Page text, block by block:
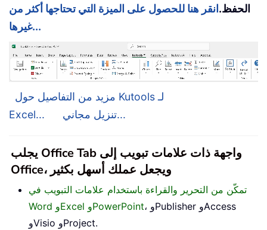
الحفظ.انقر هنا للحصول على الميزة التي تحتاجها أكثر من
غيرها...
مزيد من التفاصيل حول Kutools لـ
Excel...
تنزيل مجاني...
يجلب Office Tab واجهة ذات علامات تبويب إلى
Office، ويجعل عملك أسهل بكثير
تمكّن من التحرير والقراءة باستخدام علامات التبويب في
Word وExcel وPowerPoint، وPublisher وAccess
وVisio وProject.